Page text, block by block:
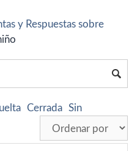
y Respuestas sobre
Cerrada Sin